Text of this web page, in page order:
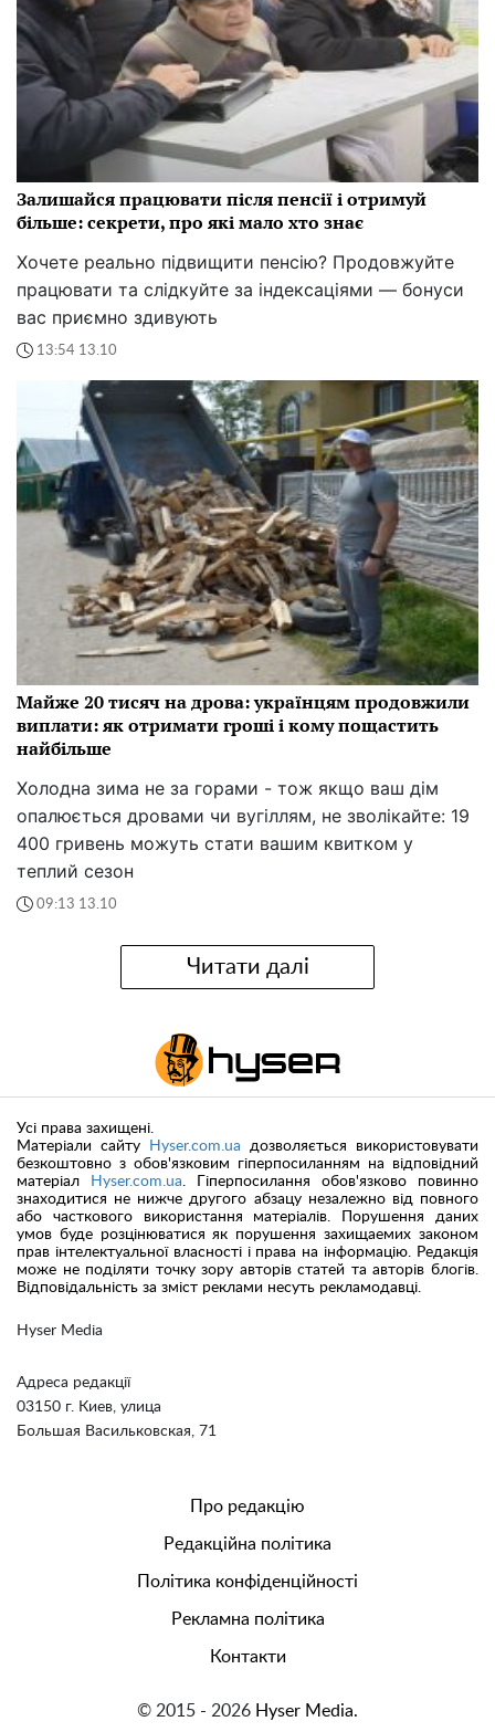
Залишайся працювати після пенсії і отримуй
більше: секрети, про які мало хто знає
Хочете реально підвищити пенсію? Продовжуйте
працювати та слідкуйте за індексаціями — бонуси
вас приємно здивують
13:54 13.10
Майже 20 тисяч на дрова: українцям продовжили
виплати: як отримати гроші і кому пощастить
найбільше
Холодна зима не за горами - тож якщо ваш дім
опалюється дровами чи вугіллям, не зволікайте: 19
400 гривень можуть стати вашим квитком у
теплий сезон
09:13 13.10
Читати далі
Hyser Media
Адреса редакції
03150 г. Киев, улица
Большая Васильковская, 71
Усі права захищені.
Матеріали сайту
Hyser.com.ua дозволяється використовувати
безкоштовно з обов'язковим гіперпосиланням на відповідний
матеріал
Hyser.com.ua. Гіперпосилання обов'язково повинно
знаходитися не нижче другого абзацу незалежно від повного
або часткового використання матеріалів. Порушення даних
умов буде розцінюватися як порушення захищаемих законом
прав інтелектуальної власності і права на інформацію. Редакція
може не поділяти точку зору авторів статей та авторів блогів.
Відповідальність за зміст реклами несуть рекламодавці.
Про редакцію
Редакційна політика
Політика конфіденційності
Рекламна політика
Контакти
© 2015 - 2026 Hyser Media.